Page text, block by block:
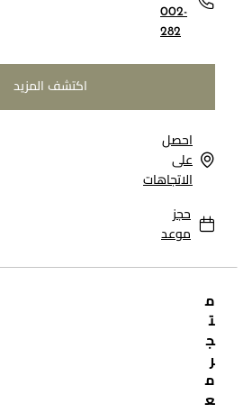
002-
282
اكتشف المزيد
احصل
على
الاتجاهات
حجز
موعد
م
ت
ج
ر
م
ع